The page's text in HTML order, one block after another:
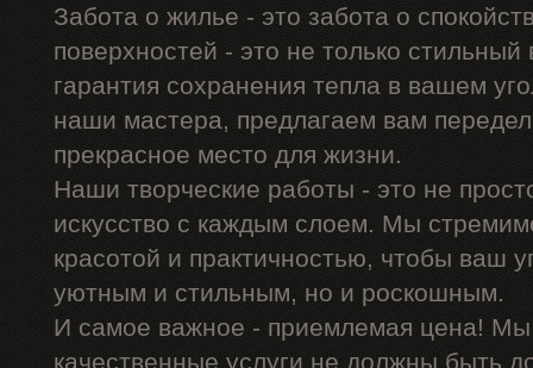
Забота о жилье - это забота о
поверхностей - это не только
гарантия сохранения тепла в вашем
наши мастера, предлагаем вам
прекрасное место для жизни.
Наши творческие работы - это не
искусство с каждым слоем. Мы
красотой и практичностью, чтобы ваш
уютным и стильным, но и роскошным.
И самое важное - приемлемая цена! Мы
качественные услуги не должны быть